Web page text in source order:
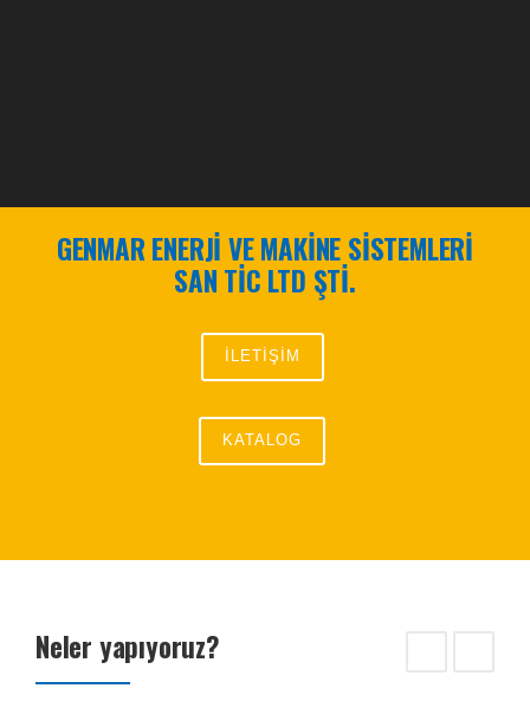
GENMAR ENERJİ VE MAKİNE SİSTEMLERİ
SAN TİC LTD ŞTİ.
İLETİŞİM
KATALOG
Neler yapıyoruz?